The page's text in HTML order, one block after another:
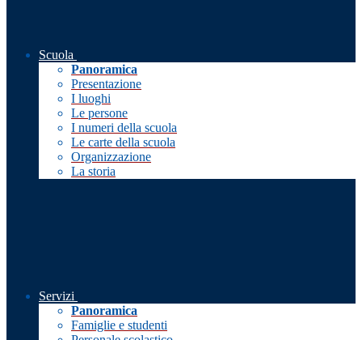
Scuola
Panoramica
Presentazione
I luoghi
Le persone
I numeri della scuola
Le carte della scuola
Organizzazione
La storia
Servizi
Panoramica
Famiglie e studenti